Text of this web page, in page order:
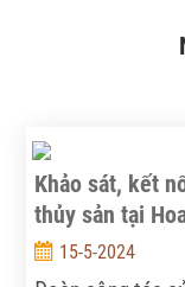
Khảo sát, kết
thủy sản tại
15-5-2024